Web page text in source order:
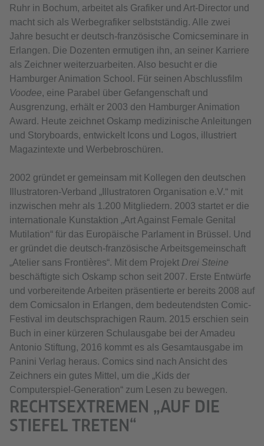
Ruhr in Bochum, arbeitet als Grafiker und Art-Director und
macht sich als Werbegrafiker selbstständig. Alle zwei
Jahre besucht er deutsch-französische Comicseminare in
Erlangen. Die Dozenten ermutigen ihn, an seiner Karriere
als Zeichner weiterzuarbeiten. Also besucht er die
Hamburger Animation School. Für seinen Abschlussfilm
Voodee, eine Parabel über Gefangenschaft und
Ausgrenzung, erhält er 2003 den Hamburger Animation
Award. Heute zeichnet Oskamp medizinische Anleitungen
und Storyboards, entwickelt Icons und Logos, illustriert
Magazintexte und Werbebroschüren.
2002 gründet er gemeinsam mit Kollegen den deutschen
Illustratoren-Verband „Illustratoren Organisation e.V.“ mit
inzwischen mehr als 1.200 Mitgliedern. 2003 startet er die
internationale Kunstaktion „Art Against Female Genital
Mutilation“ für das Europäische Parlament in Brüssel. Und
er gründet die deutsch-französische Arbeitsgemeinschaft
„Atelier sans Frontières“. Mit dem Projekt Drei Steine
beschäftigte sich Oskamp schon seit 2007. Erste Entwürfe
und vorbereitende Arbeiten präsentierte er bereits 2008 auf
dem Comicsalon in Erlangen, dem bedeutendsten Comic-
Festival im deutschsprachigen Raum. 2015 erschien sein
Buch in einer kürzeren Schulausgabe bei der Amadeu
Antonio Stiftung, 2016 kommt es als Gesamtausgabe im
Panini Verlag heraus. Comics sind nach Ansicht des
Zeichners ein gutes Mittel, um die „Kids der
Computerspiel-Generation“ zum Lesen zu bewegen.
RECHTSEXTREMEN „AUF DIE
STIEFEL TRETEN“